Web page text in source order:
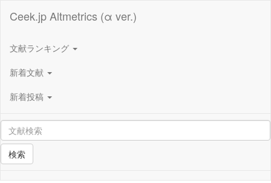
Ceek.jp Altmetrics (α ver.)
文献ランキング
新着文献
新着投稿
検索